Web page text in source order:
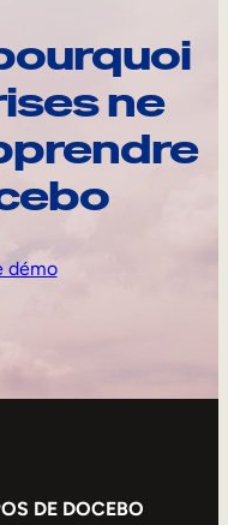
ne
démo
DE DOCEBO